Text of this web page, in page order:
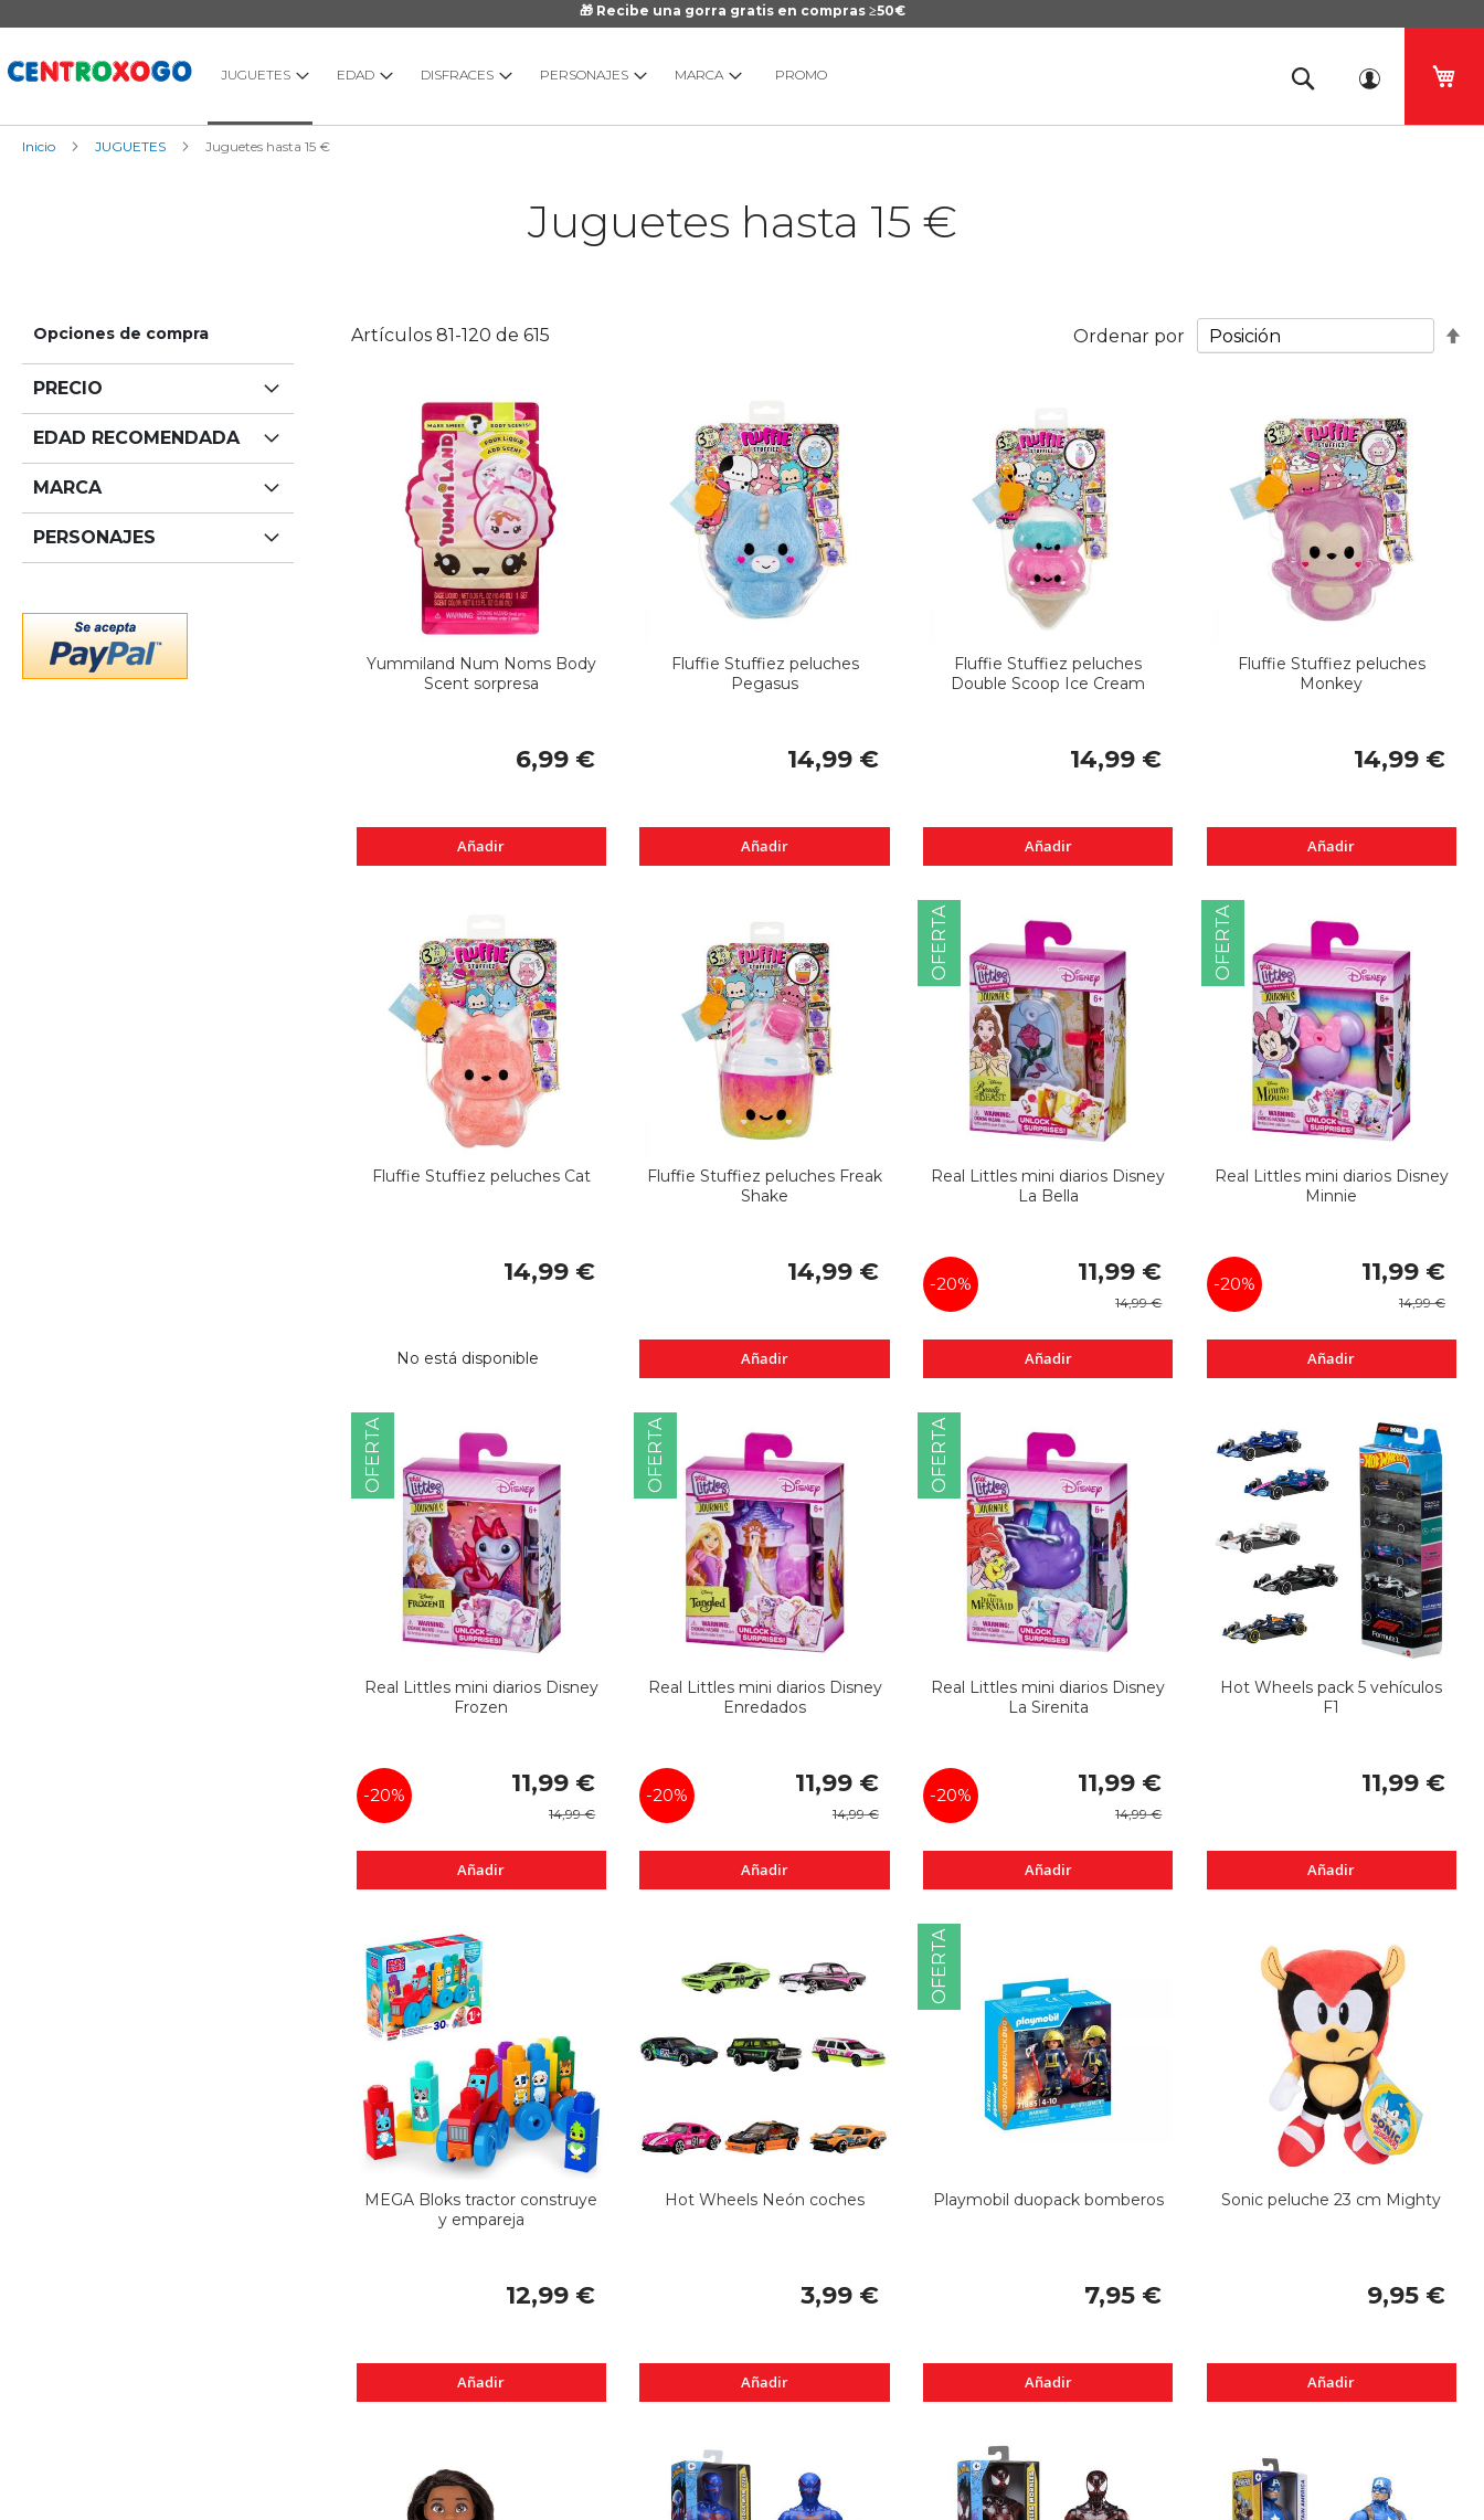
🎁 Recibe una gorra gratis en compras ≥50€
al
JUGUETES EDAD DISFRACES PERSONAJES MARCA PROMO
Inicio JUGUETES Juguetes hasta 15 €
Juguetes hasta 15 €
Artículos 81-120 de 615 Ordenar por
Yummiland Num Noms Body
Scent sorpresa
6,99 €
Añadir
Fluffie Stuffiez peluches
Pegasus
14,99 €
Añadir
Fluffie Stuffiez peluches
Double Scoop Ice Cream
14,99 €
Añadir
Fluffie Stuffiez peluches
Monkey
14,99 €
Añadir
Fluffie Stuffiez peluches Cat
14,99 €
No está disponible
Fluffie Stuffiez peluches Freak
Shake
14,99 €
Añadir
OFERTA
Real Littles mini diarios Disney
La Bella
-20%
Precio
especial
11,99 €
14,99 €
Añadir
OFERTA
Real Littles mini diarios Disney
Minnie
-20%
Precio
especial
11,99 €
14,99 €
Añadir
OFERTA
Real Littles mini diarios Disney
Frozen
-20%
Precio
especial
11,99 €
14,99 €
Añadir
OFERTA
Real Littles mini diarios Disney
Enredados
-20%
Precio
especial
11,99 €
14,99 €
Añadir
OFERTA
Real Littles mini diarios Disney
La Sirenita
-20%
Precio
especial
11,99 €
14,99 €
Añadir
Hot Wheels pack 5 vehículos
F1
11,99 €
Añadir
MEGA Bloks tractor construye
y empareja
12,99 €
Añadir
Hot Wheels Neón coches
3,99 €
Añadir
OFERTA
Playmobil duopack bomberos
7,95 €
Añadir
Sonic peluche 23 cm Mighty
9,95 €
Añadir
Opciones de compra
PRECIO
EDAD RECOMENDADA
MARCA
PERSONAJES